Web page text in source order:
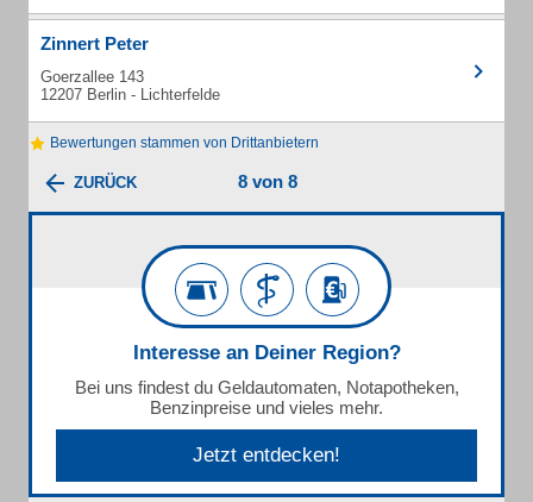
Zinnert Peter
Goerzallee 143
12207 Berlin - Lichterfelde
Bewertungen stammen von Drittanbietern
ZURÜCK 8 von 8
Interesse an Deiner Region?
Bei uns findest du Geldautomaten, Notapotheken,
Benzinpreise und vieles mehr.
Jetzt entdecken!